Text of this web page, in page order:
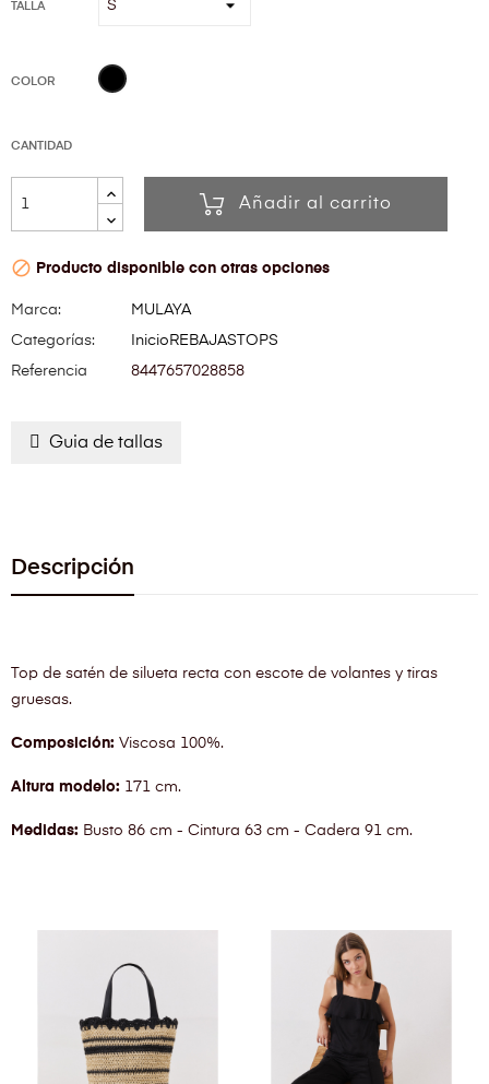
TALLA
COLOR NEGRO
CANTIDAD
Añadir al carrito
 Producto disponible con otras opciones
Marca:
MULAYA
Categorías:
Inicio REBAJAS TOPS
Referencia
8447657028858
Guia de tallas
Descripción
Top de satén de silueta recta con escote de volantes y tiras
gruesas.
Composición: Viscosa 100%.
Altura modelo: 171 cm.
Medidas: Busto 86 cm - Cintura 63 cm - Cadera 91 cm.